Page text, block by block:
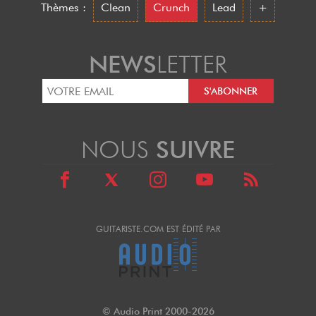
Thèmes : Clean Crunch Lead +
NEWSLETTER
GUITARISTE.COM EST ÉDITÉ PAR
NOUS SUIVRE
© Audio Print 2000-2026